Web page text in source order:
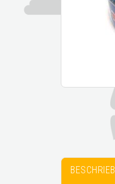
BESCHRIEB